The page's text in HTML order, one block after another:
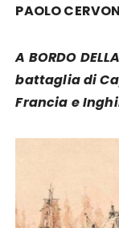
PAOLO
A BORDO
battaglia di
Francia e